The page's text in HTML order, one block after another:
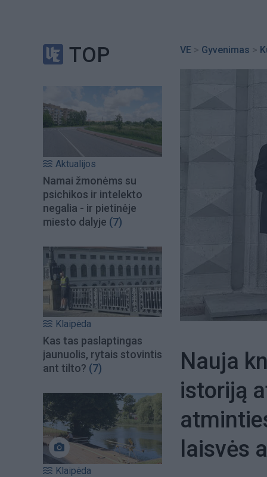
TOP
Aktualijos
Namai žmonėms su
psichikos ir intelekto
negalia - ir pietinėje
miesto dalyje (7)
Klaipėda
Kas tas paslaptingas
jaunuolis, rytais stovintis
ant tilto? (7)
Klaipėda
VE > Gyvenimas >
Nauja
istoriją
laisvės